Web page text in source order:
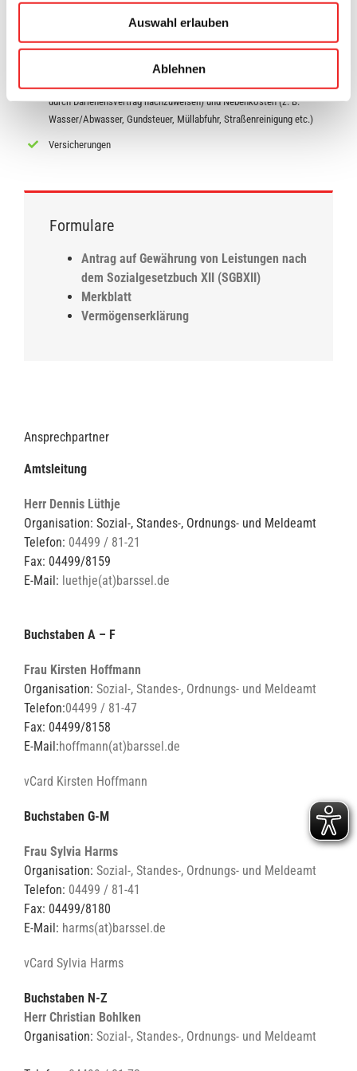
Auswahl erlauben
Ablehnen
Lebensversicherungen, Immobilien etc.)
Kontoauszüge
Kosten der Unterkunft (z. B. Miete und Nebenkosten – Mietvertrag
vorlegen), bei Eigentum: monatliche Belastungen (Zinsen und Tilgung,
durch Darlehensvertrag nachzuweisen) und Nebenkosten (z. B.
Wasser/Abwasser, Gundsteuer, Müllabfuhr, Straßenreinigung etc.)
Versicherungen
Formulare
Antrag auf Gewährung von Leistungen nach
dem Sozialgesetzbuch XII (SGBXII)
Merkblatt
Vermögenserklärung
Ansprechpartner
Amtsleitung
Herr Dennis Lüthje
Organisation: Sozial-, Standes-, Ordnungs- und Meldeamt
Telefon: 04499 / 81-21
Fax: 04499/8159
E-Mail: luethje(at)barssel.de
Buchstaben A – F
Frau Kirsten Hoffmann
Organisation: Sozial-, Standes-, Ordnungs- und Meldeamt
Telefon:04499 / 81-47
Fax: 04499/8158
E-Mail:hoffmann(at)barssel.de
vCard Kirsten Hoffmann
Buchstaben G-M
Frau Sylvia Harms
Organisation: Sozial-, Standes-, Ordnungs- und Meldeamt
Telefon: 04499 / 81-41
Fax: 04499/8180
E-Mail: harms(at)barssel.de
vCard Sylvia Harms
Buchstaben N-Z
Herr Christian Bohlken
Organisation: Sozial-, Standes-, Ordnungs- und Meldeamt